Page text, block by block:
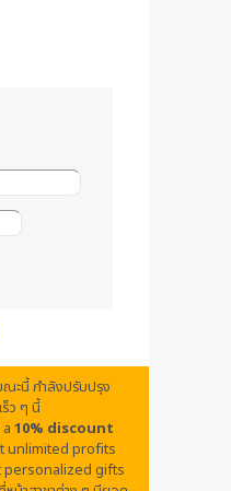
ะนี้ กำลังปรับปรุง
ร็ว ๆ นี้
10% discount
unlimited profits
gifts